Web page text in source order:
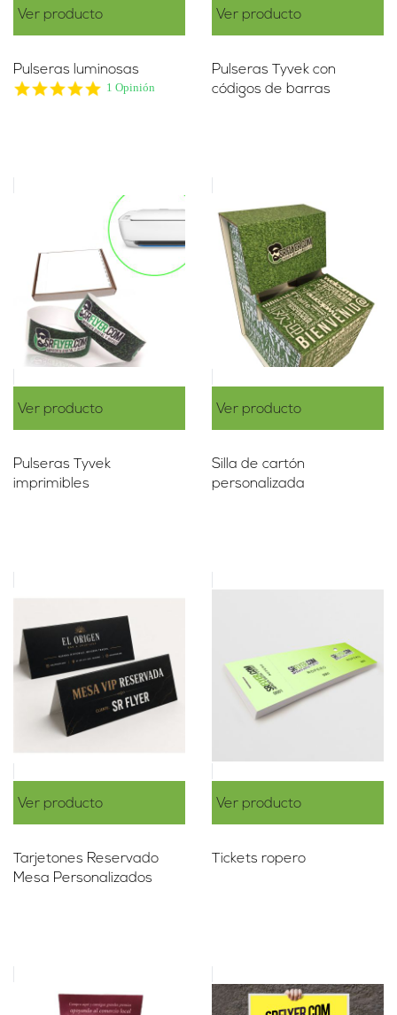
Ver producto
Pulseras luminosas
5.0
1 Opinión
Ver producto
Pulseras Tyvek con
códigos de barras
Ver producto
Pulseras Tyvek
imprimibles
Ver producto
Silla de cartón
personalizada
Ver producto
Tarjetones Reservado
Mesa Personalizados
Ver producto
Tickets ropero